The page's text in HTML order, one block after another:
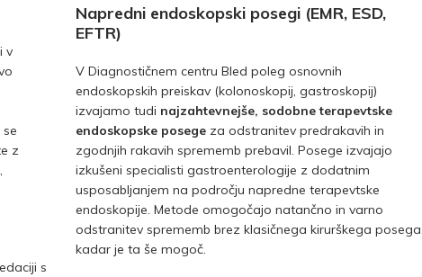
v
z
s
Napredni endoskopski posegi (EMR, ESD,
EFTR)
V Diagnostičnem centru Bled poleg osnovnih
endoskopskih preiskav (kolonoskopij, gastroskopij)
izvajamo tudi najzahtevnejše, sodobne terapevtske
endoskopske posege za odstranitev predrakavih in
zgodnjih rakavih sprememb prebavil. Posege izvajajo
izkušeni specialisti gastroenterologije z dodatnim
usposabljanjem na področju napredne terapevtske
endoskopije. Metode omogočajo natančno in varno
odstranitev sprememb brez klasičnega kirurškega posega,
kadar je ta še mogoč.